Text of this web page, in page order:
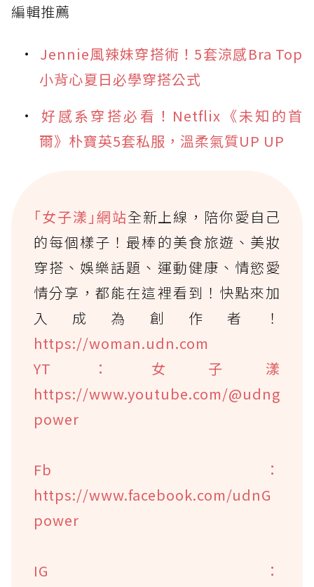
編輯推薦
Jennie風辣妹穿搭術！5套涼感Bra Top
小背心夏日必學穿搭公式
好感系穿搭必看！Netflix《未知的首
爾》朴寶英5套私服，溫柔氣質UP UP
｢女子漾｣網站全新上線，陪你愛自己
的每個樣子！最棒的美食旅遊、美妝
穿搭、娛樂話題、運動健康、情慾愛
情分享，都能在這裡看到！快點來加
入成為創作者！
https://woman.udn.com
YT：女子漾
https://www.youtube.com/@udng
power
Fb：
https://www.facebook.com/udnG
power
IG：